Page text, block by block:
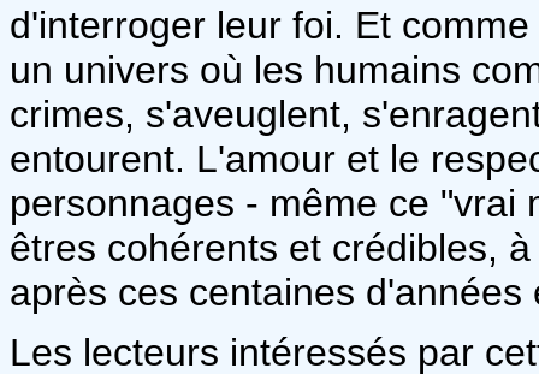
d'interroger leur foi. Et
un univers où les humains
crimes, s'aveuglent,
entourent. L'amour et le
personnages - même ce "vrai
êtres cohérents et crédibles,
après ces centaines
Les lecteurs intéressés par